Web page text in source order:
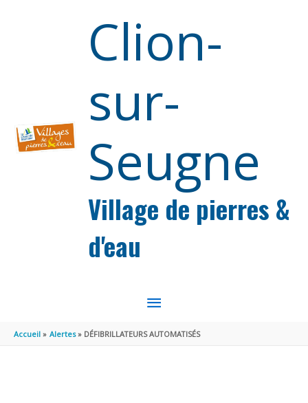
Clion-
sur-
Seugne
Village de pierres &
d'eau
MENU
PRINCIPAL
Accueil Alertes DÉFIBRILLATEURS AUTOMATISÉS